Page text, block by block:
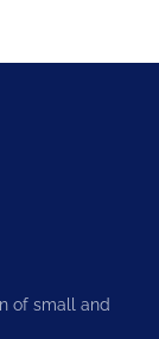
of small and